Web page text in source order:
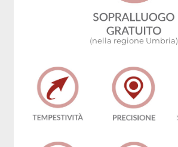
(nella regione Umbria)